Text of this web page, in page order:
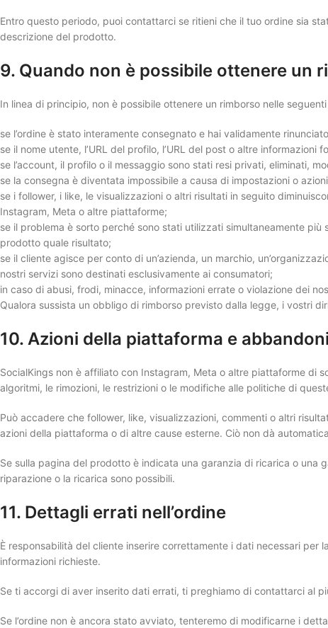
Entro questo periodo, puoi contattarci se ritieni che il tuo ordine sia
descrizione del prodotto.
9. Quando non è possibile ottenere un
In linea di principio, non è possibile ottenere un rimborso nelle
se l’ordine è stato interamente consegnato e hai validamente
se il nome utente, l’URL del profilo, l’URL del post o altre informazioni
se l’account, il profilo o il messaggio sono stati resi privati, eliminati,
se la consegna è diventata impossibile a causa di impostazioni o
se i follower, i like, le visualizzazioni o altri risultati in seguito
Instagram, Meta o altre piattaforme;
se il problema è sorto perché sono stati utilizzati simultaneamente
prodotto quale risultato;
se il cliente agisce per conto di un’azienda, un marchio,
nostri servizi sono destinati esclusivamente ai consumatori;
in caso di abusi, frodi, minacce, informazioni errate o violazione dei
Qualora sussista un obbligo di rimborso previsto dalla legge, i vostri
10. Azioni della piattaforma e
SocialKings non è affiliato con Instagram, Meta o altre piattaforme di
algoritmi, le rimozioni, le restrizioni o le modifiche alle politiche di
Può accadere che follower, like, visualizzazioni, commenti o altri
azioni della piattaforma o di altre cause esterne. Ciò non dà
Se sulla pagina del prodotto è indicata una garanzia di ricarica o una
riparazione o la ricarica sono possibili.
11. Dettagli errati nell’ordine
È responsabilità del cliente inserire correttamente i dati necessari per
informazioni richieste.
Se ti accorgi di aver inserito dati errati, ti preghiamo di contattarci al
Se l’ordine non è ancora stato avviato, tenteremo di modificarne i